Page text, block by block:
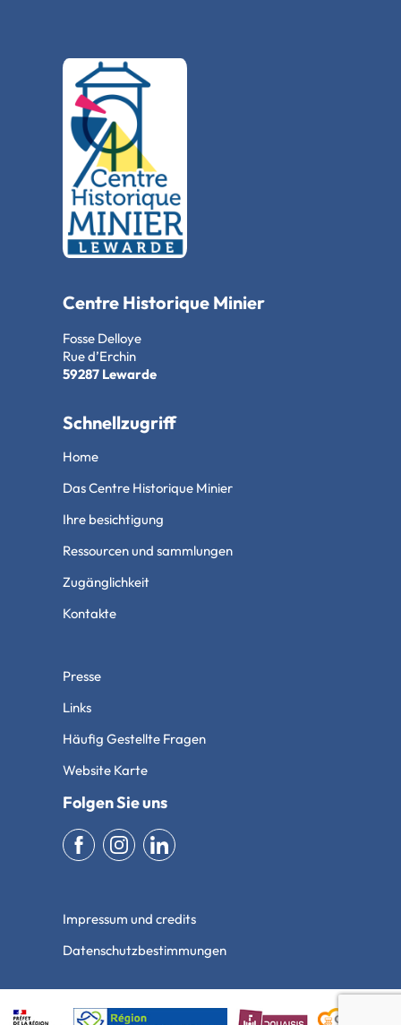
Centre Historique Minier
Fosse Delloye
Rue d’Erchin
59287 Lewarde
Schnellzugriff
Home
Das Centre Historique Minier
Ihre besichtigung
Ressourcen und sammlungen
Zugänglichkeit
Kontakte
Presse
Links
Häufig Gestellte Fragen
Website Karte
Folgen Sie uns
Impressum und credits
Datenschutzbestimmungen